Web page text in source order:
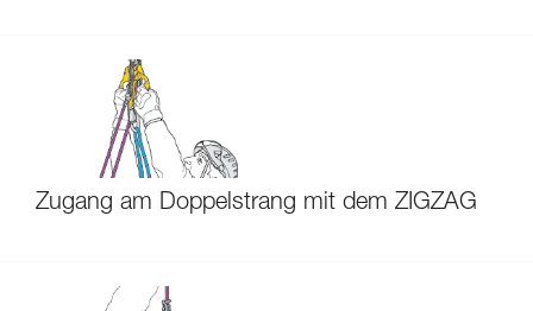
Zugang am Doppelstrang mit dem ZIGZAG